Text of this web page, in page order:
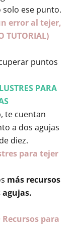
ese punto.
error al tejer,
TUTORIAL)
PARA
te cuentan
a dos agujas
diez.
para tejer
más recursos
Recursos para